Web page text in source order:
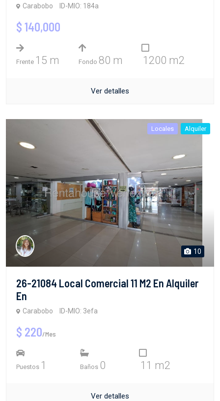
Carabobo ID-MIO: 184a
$ 140,000
Frente 15 m Fondo 80 m 1200 m2
Ver detalles
Locales Alquiler
10
26-21084 Local Comercial 11 M2 En Alquiler
En
Carabobo ID-MIO: 3efa
$ 220/Mes
Puestos 1 Baños 0 11 m2
Ver detalles